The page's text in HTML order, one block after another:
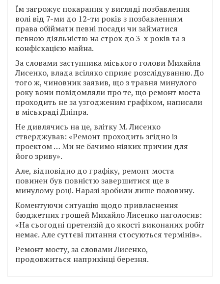
Їм загрожує покарання у вигляді позбавлення
волі від 7-ми до 12-ти років з позбавленням
права обіймати певні посади чи займатися
певною діяльністю на строк до 3-х років та з
конфіскацією майна.
За словами заступника міського голови Михайла
Лисенко, влада всіляко сприяє розслідуванню. До
того ж, чиновник заявив, що з травня минулого
року вони повідомляли про те, що ремонт моста
проходить не за узгодженим графіком, написали
в міськраді Дніпра.
Не дивлячись на це, влітку М. Лисенко
стверджував: «Ремонт проходить згідно із
проектом … Ми не бачимо ніяких причин для
його зриву».
Але, відповідно до графіку, ремонт моста
повинен був повністю завершитися ще в
минулому році. Наразі зробили лише половину.
Коментуючи ситуацію щодо привласнення
бюджетних грошей Михайло Лисенко наголосив:
«На сьогодні претензій до якості виконаних робіт
немає. Але суттєві питання стосуються термінів».
Ремонт мосту, за словами Лисенко,
продовжиться наприкінці березня.